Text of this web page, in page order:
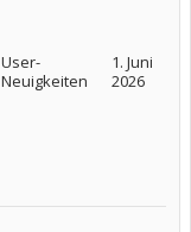
User-
Neuigkeiten
1. Juni
2026